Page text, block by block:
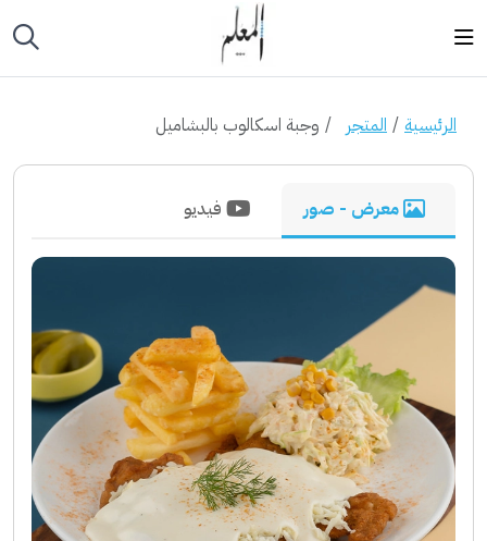
الرئيسية المتجر وجبة اسكالوب بالبشاميل
معرض - صور فيديو